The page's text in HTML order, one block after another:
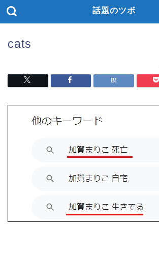
話題のツボ
cats